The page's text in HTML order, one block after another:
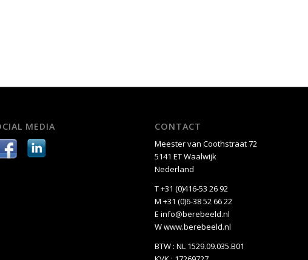
MEDIA CONTACT
Meester van Coothstraat 72
5141 ET Waalwijk
Nederland
T +31 (0)416-53 26 92
M +31 (0)6-38 52 66 22
E info@berebeeld.nl
Wwww.berebeeld.nl
BTW : NL 1529.09.035.B01